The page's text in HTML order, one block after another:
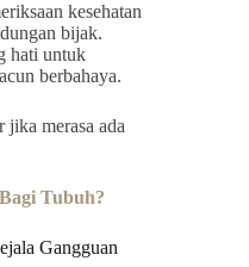
kesehatan
bijak.
hati untuk
berbahaya.
jika merasa ada
Tubuh?
Gangguan